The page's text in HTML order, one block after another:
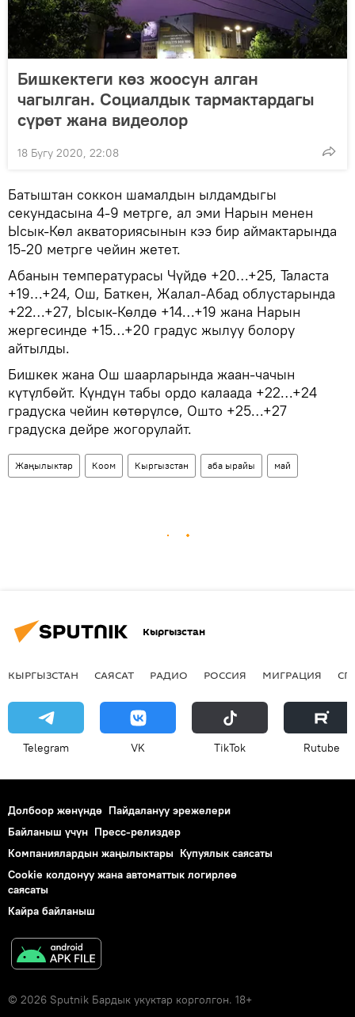
Бишкектеги көз жоосун алган
чагылган. Социалдык тармактардагы
сүрөт жана видеолор
18 Бугу 2020, 22:08
Батыштан соккон шамалдын ылдамдыгы
секундасына 4-9 метрге, ал эми Нарын менен
Ысык-Көл акваториясынын кээ бир аймактарында
15-20 метрге чейин жетет.
Абанын температурасы Чүйдө +20…+25, Таласта
+19…+24, Ош, Баткен, Жалал-Абад облустарында
+22…+27, Ысык-Көлдө +14…+19 жана Нарын
жергесинде +15…+20 градус жылуу болору
айтылды.
Бишкек жана Ош шаарларында жаан-чачын
күтүлбөйт. Күндүн табы ордо калаада +22…+24
градуска чейин көтөрүлсө, Ошто +25…+27
градуска дейре жогорулайт.
Жаңылыктар Коом Кыргызстан аба ырайы май
Кыргызстан
КЫРГЫЗСТАН САЯСАТ РАДИО РОССИЯ МИГРАЦИЯ
Telegram VK ТikТоk Rutube
Долбоор жөнүндө Пайдалануу эрежелери
Байланыш үчүн Пресс-релиздер
Компаниялардын жаңылыктары Купуялык саясаты
Cookie колдонуу жана автоматтык логирлөө
саясаты
Кайра байланыш
© 2026 Sputnik Бардык укуктар корголгон. 18+